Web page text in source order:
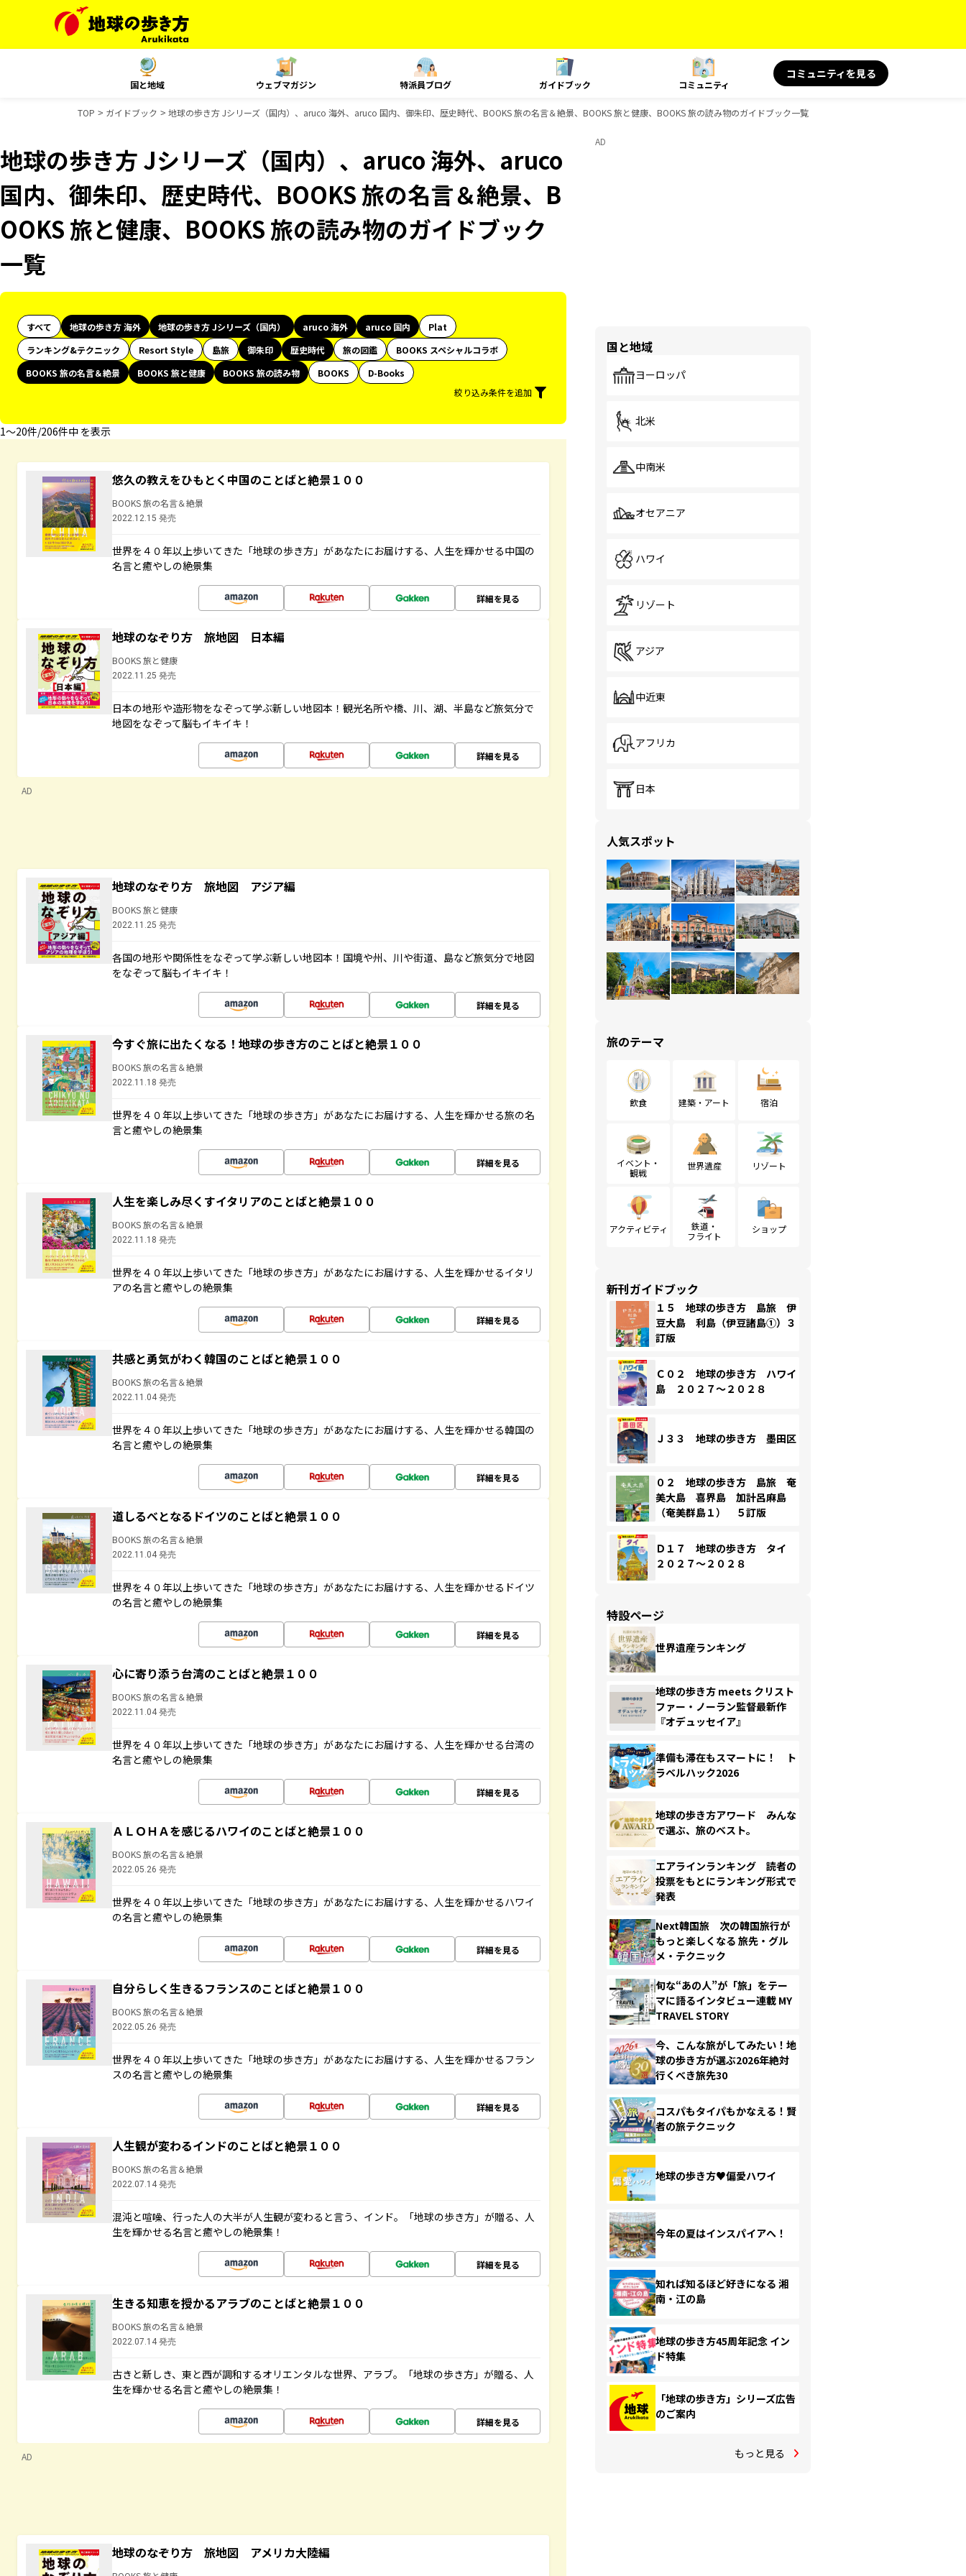
国と地域 ウェブマガジン 特派員ブログ ガイドブック コミュニティ
コミュニティを見る
TOP ガイドブック 地球の歩き方 Jシリーズ（国内）、aruco 海外、aruco 国内、御朱印、歴史時代、BOOKS 旅の名言＆絶景、BOOKS 旅と健康、BOOKS 旅の読み物のガイドブック一覧
地球の歩き方 Jシリーズ（国内）、aruco 海外、aruco
国内、御朱印、歴史時代、BOOKS 旅の名言＆絶景、B
OOKS 旅と健康、BOOKS 旅の読み物のガイドブック
一覧
すべて 地球の歩き方 海外 地球の歩き方 Jシリーズ（国内） aruco 海外 aruco 国内
Plat
ランキング&テクニック
Resort Style 島旅 御朱印 歴史時代 旅の図鑑
BOOKS スペシャルコラボ
BOOKS 旅の名言＆絶景
BOOKS 旅と健康 BOOKS 旅の読み物 BOOKS
D-Books
絞り込み条件を追加
1〜20件/206件中 を表示
悠久の教えをひもとく中国のことばと絶景１００
BOOKS 旅の名言＆絶景
2022.12.15 発売
世界を４０年以上歩いてきた「地球の歩き方」があなたにお届けする、人生を輝かせる中国の
名言と癒やしの絶景集
詳細を見る
地球のなぞり方 旅地図 日本編
BOOKS 旅と健康
2022.11.25 発売
日本の地形や造形物をなぞって学ぶ新しい地図本！観光名所や橋、川、湖、半島など旅気分で
地図をなぞって脳もイキイキ！
詳細を見る
AD
地球のなぞり方 旅地図 アジア編
BOOKS 旅と健康
2022.11.25 発売
各国の地形や関係性をなぞって学ぶ新しい地図本！国境や州、川や街道、島など旅気分で地図
をなぞって脳もイキイキ！
詳細を見る
今すぐ旅に出たくなる！地球の歩き方のことばと絶景１００
BOOKS 旅の名言＆絶景
2022.11.18 発売
世界を４０年以上歩いてきた「地球の歩き方」があなたにお届けする、人生を輝かせる旅の名
言と癒やしの絶景集
詳細を見る
人生を楽しみ尽くすイタリアのことばと絶景１００
BOOKS 旅の名言＆絶景
2022.11.18 発売
世界を４０年以上歩いてきた「地球の歩き方」があなたにお届けする、人生を輝かせるイタリ
アの名言と癒やしの絶景集
詳細を見る
共感と勇気がわく韓国のことばと絶景１００
BOOKS 旅の名言＆絶景
2022.11.04 発売
世界を４０年以上歩いてきた「地球の歩き方」があなたにお届けする、人生を輝かせる韓国の
名言と癒やしの絶景集
詳細を見る
道しるべとなるドイツのことばと絶景１００
BOOKS 旅の名言＆絶景
2022.11.04 発売
世界を４０年以上歩いてきた「地球の歩き方」があなたにお届けする、人生を輝かせるドイツ
の名言と癒やしの絶景集
詳細を見る
心に寄り添う台湾のことばと絶景１００
BOOKS 旅の名言＆絶景
2022.11.04 発売
世界を４０年以上歩いてきた「地球の歩き方」があなたにお届けする、人生を輝かせる台湾の
名言と癒やしの絶景集
詳細を見る
ＡＬＯＨＡを感じるハワイのことばと絶景１００
BOOKS 旅の名言＆絶景
2022.05.26 発売
世界を４０年以上歩いてきた「地球の歩き方」があなたにお届けする、人生を輝かせるハワイ
の名言と癒やしの絶景集
詳細を見る
自分らしく生きるフランスのことばと絶景１００
BOOKS 旅の名言＆絶景
2022.05.26 発売
世界を４０年以上歩いてきた「地球の歩き方」があなたにお届けする、人生を輝かせるフラン
スの名言と癒やしの絶景集
詳細を見る
人生観が変わるインドのことばと絶景１００
BOOKS 旅の名言＆絶景
2022.07.14 発売
混沌と喧噪、行った人の大半が人生観が変わると言う、インド。「地球の歩き方」が贈る、人
生を輝かせる名言と癒やしの絶景集！
詳細を見る
生きる知恵を授かるアラブのことばと絶景１００
BOOKS 旅の名言＆絶景
2022.07.14 発売
古きと新しき、東と西が調和するオリエンタルな世界、アラブ。「地球の歩き方」が贈る、人
生を輝かせる名言と癒やしの絶景集！
詳細を見る
AD
地球のなぞり方 旅地図 アメリカ大陸編
AD
国と地域
ヨーロッパ
北米
中南米
オセアニア
ハワイ
リゾート
アジア
中近東
アフリカ
日本
人気スポット
旅のテーマ
飲食 建築・アート 宿泊
イベント・
観戦
世界遺産 リゾート
アクティビティ
鉄道・
フライト
ショップ
新刊ガイドブック
１５ 地球の歩き方 島旅 伊
豆大島 利島（伊豆諸島①）３
訂版
Ｃ０２ 地球の歩き方 ハワイ
島 ２０２７～２０２８
Ｊ３３ 地球の歩き方 墨田区
０２ 地球の歩き方 島旅 奄
美大島 喜界島 加計呂麻島
（奄美群島１） ５訂版
Ｄ１７ 地球の歩き方 タイ
２０２７～２０２８
特設ページ
世界遺産ランキング
地球の歩き方 meets クリスト
ファー・ノーラン監督最新作
『オデュッセイア』
準備も滞在もスマートに！ ト
ラベルハック2026
地球の歩き方アワード みんな
で選ぶ、旅のベスト。
エアラインランキング 読者の
投票をもとにランキング形式で
発表
Next韓国旅 次の韓国旅行が
もっと楽しくなる 旅先・グル
メ・テクニック
旬な“あの人”が「旅」をテー
マに語るインタビュー連載 MY
TRAVEL STORY
今、こんな旅がしてみたい！地
球の歩き方が選ぶ2026年絶対
行くべき旅先30
コスパもタイパもかなえる！賢
者の旅テクニック
地球の歩き方♥偏愛ハワイ
今年の夏はインスパイアへ！
知れば知るほど好きになる 湘
南・江の島
地球の歩き方45周年記念 イン
ド特集
「地球の歩き方」シリーズ広告
のご案内
もっと見る